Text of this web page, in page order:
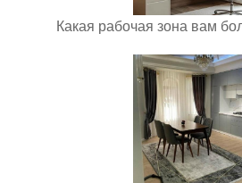
Какая рабочая зона вам